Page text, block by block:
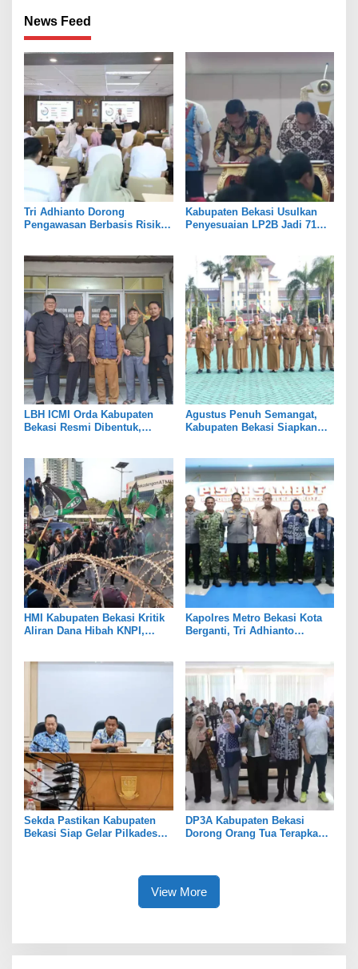
News Feed
Tri Adhianto Dorong
Pengawasan Berbasis Risiko,
Kabupaten Bekasi Usulkan
Penyesuaian LP2B Jadi 71
LBH ICMI Orda Kabupaten
Bekasi Resmi Dibentuk,
Agustus Penuh Semangat,
Kabupaten Bekasi Siapkan
HMI Kabupaten Bekasi Kritik
Aliran Dana Hibah KNPI,
Kapolres Metro Bekasi Kota
Berganti, Tri Adhianto
Sekda Pastikan Kabupaten
Bekasi Siap Gelar Pilkades
DP3A Kabupaten Bekasi
Dorong Orang Tua Terapkan
View More